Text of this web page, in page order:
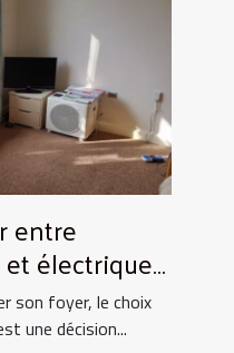
entre
électrique
son foyer, le choix
une décision...